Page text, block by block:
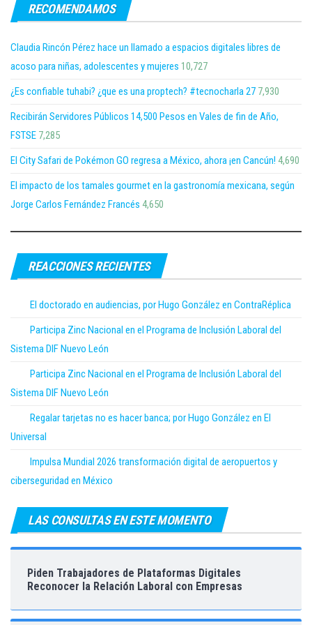
RECOMENDAMOS
Claudia Rincón Pérez hace un llamado a espacios digitales libres de
acoso para niñas, adolescentes y mujeres 10,727
¿Es confiable tuhabi? ¿que es una proptech? #tecnocharla 27 7,930
Recibirán Servidores Públicos 14,500 Pesos en Vales de fin de Año,
FSTSE 7,285
El City Safari de Pokémon GO regresa a México, ahora ¡en Cancún! 4,690
El impacto de los tamales gourmet en la gastronomía mexicana, según
Jorge Carlos Fernández Francés 4,650
REACCIONES RECIENTES
El doctorado en audiencias, por Hugo González en ContraRéplica
Participa Zinc Nacional en el Programa de Inclusión Laboral del
Sistema DIF Nuevo León
Participa Zinc Nacional en el Programa de Inclusión Laboral del
Sistema DIF Nuevo León
Regalar tarjetas no es hacer banca; por Hugo González en El
Universal
Impulsa Mundial 2026 transformación digital de aeropuertos y
ciberseguridad en México
LAS CONSULTAS EN ESTE MOMENTO
Piden Trabajadores de Plataformas Digitales
Reconocer la Relación Laboral con Empresas